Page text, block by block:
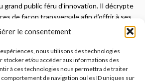
le consentement
nous utilisons des technologies
stocker et/ou accéder aux informations des
à ces technologies nous permettra de traiter
de navigation ou les ID uniques sur
grand public féru d’innovation. Il décrypte
de façon transversale afin d’offrir à ses